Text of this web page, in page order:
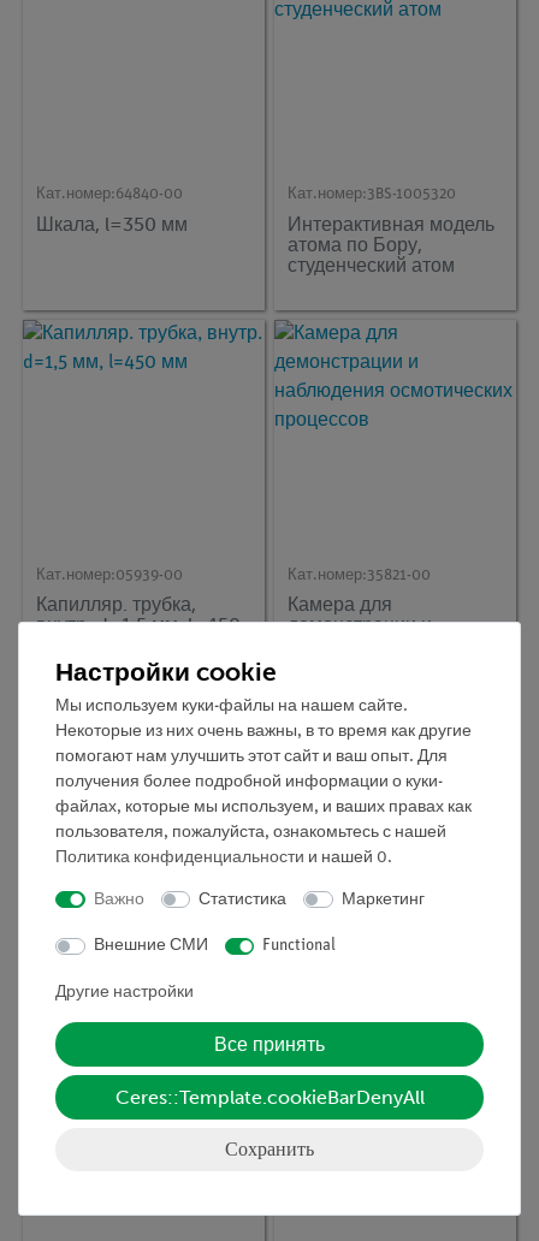
Кат.номер:64840-00
Шкала, l=350 мм
Кат.номер:3BS-1005320
Интерактивная модель
атома по Бору,
студенческий атом
Кат.номер:05939-00
Капилляр. трубка,
внутр. d=1,5 мм, l=450
Кат.номер:35821-00
Камера для
демонстрации и
Кат.номер:
Вспомогательная
камера для осмоса/
электрохимии
Настройки cookie
Мы используем куки-файлы на нашем сайте.
Некоторые из них очень важны, в то время как другие
помогают нам улучшить этот сайт и ваш опыт. Для
получения более подробной информации о куки-
файлах, которые мы используем, и ваших правах как
пользователя, пожалуйста, ознакомьтесь с нашей
Политика конфиденциальности и нашей 0.
Важно Статистика Маркетинг
Внешние СМИ Functional
Другие настройки
Все принять
Ceres::Template.cookieBarDenyAll
Сохранить